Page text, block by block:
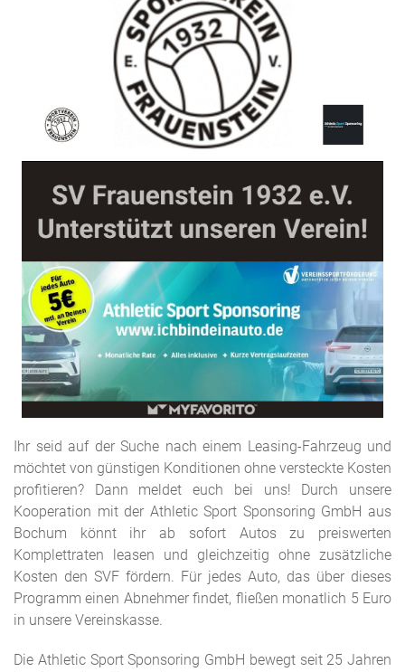
Ihr seid auf der Suche nach einem Leasing-Fahrzeug und
möchtet von günstigen Konditionen ohne versteckte Kosten
profitieren? Dann meldet euch bei uns! Durch unsere
Kooperation mit der Athletic Sport Sponsoring GmbH aus
Bochum könnt ihr ab sofort Autos zu preiswerten
Komplettraten leasen und gleichzeitig ohne zusätzliche
Kosten den SVF fördern. Für jedes Auto, das über dieses
Programm einen Abnehmer findet, fließen monatlich 5 Euro
in unsere Vereinskasse.
Die Athletic Sport Sponsoring GmbH bewegt seit 25 Jahren